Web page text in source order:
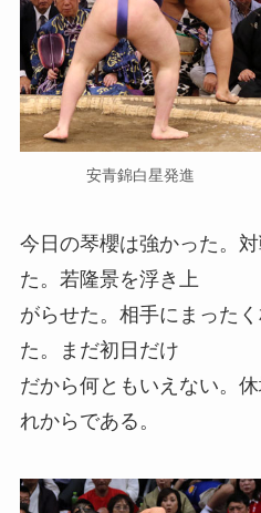
安青錦白星発進
今日の琴櫻は強かった。
た。若隆景を浮き上
がらせた。相手にまった
た。まだ初日だけ
だから何ともいえない。
れからである。